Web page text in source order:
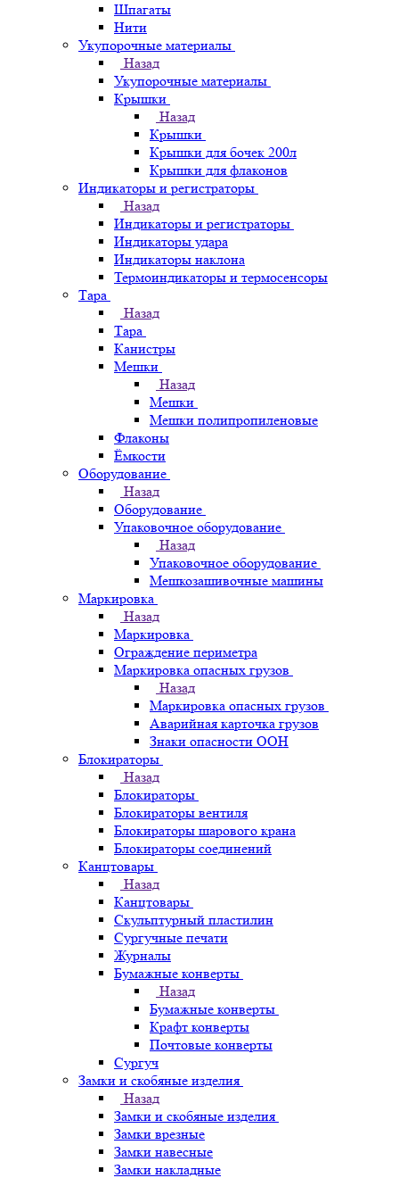
Шпагаты
Нити
Укупорочные материалы
Назад
Укупорочные материалы
Крышки
Назад
Крышки
Крышки для бочек 200л
Крышки для флаконов
Индикаторы и регистраторы
Назад
Индикаторы и регистраторы
Индикаторы удара
Индикаторы наклона
Термоиндикаторы и термосенсоры
Тара
Назад
Тара
Канистры
Мешки
Назад
Мешки
Мешки полипропиленовые
Флаконы
Ёмкости
Оборудование
Назад
Оборудование
Упаковочное оборудование
Назад
Упаковочное оборудование
Мешкозашивочные машины
Маркировка
Назад
Маркировка
Ограждение периметра
Маркировка опасных грузов
Назад
Маркировка опасных грузов
Аварийная карточка грузов
Знаки опасности ООН
Блокираторы
Назад
Блокираторы
Блокираторы вентиля
Блокираторы шарового крана
Блокираторы соединений
Канцтовары
Назад
Канцтовары
Скульптурный пластилин
Сургучные печати
Журналы
Бумажные конверты
Назад
Бумажные конверты
Крафт конверты
Почтовые конверты
Сургуч
Замки и скобяные изделия
Назад
Замки и скобяные изделия
Замки врезные
Замки навесные
Замки накладные